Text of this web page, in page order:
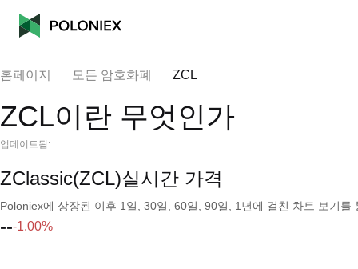
홈페이지 모든 암호화폐 ZCL
ZCL이란 무엇인가
업데이트됨:
ZClassic(ZCL)실시간 가격
Poloniex에 상장된 이후 1일, 30일, 60일, 90일, 1년에 걸친 차트 보기
---1.00%